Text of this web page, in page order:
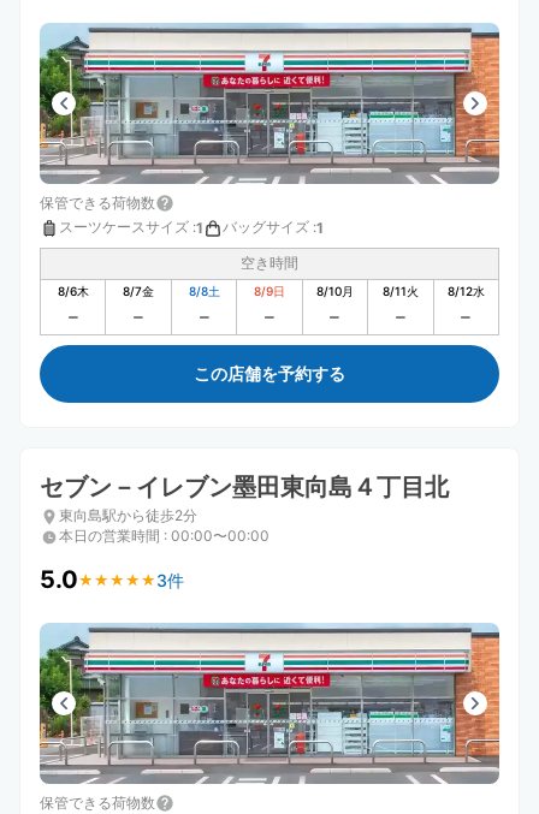
保管できる荷物数
スーツケースサイズ :1 バッグサイズ :1
空き時間
8/6木 8/7金 8/8土 8/9日 8/10月 8/11火 8/12水
この店舗を予約する
セブン－イレブン墨田東向島４丁目北
東向島駅から徒歩2分
本日の営業時間 : 00:00〜00:00
5.0★ ★ ★ ★ ★
★ ★ ★ ★ ★ 3件
保管できる荷物数